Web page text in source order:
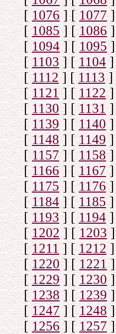
[1076] [1077]
[1085] [1086]
[1094] [1095]
[1103] [1104]
[1112] [1113]
[1121] [1122]
[1130] [1131]
[1139] [1140]
[1148] [1149]
[1157] [1158]
[1166] [1167]
[1175] [1176]
[1184] [1185]
[1193] [1194]
[1202] [1203]
[1211] [1212]
[1220] [1221]
[ 1229] [1230]
[1238] [1239]
[1247] [1248]
[1256] [1257]